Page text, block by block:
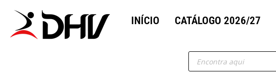
INÍCIO CATÁLOGO 2026/27